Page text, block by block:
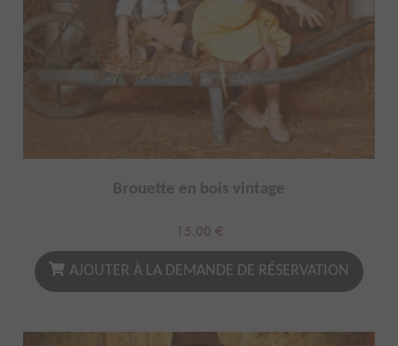
Brouette en bois vintage
15.00 €
AJOUTER À LA DEMANDE DE RÉSERVATION